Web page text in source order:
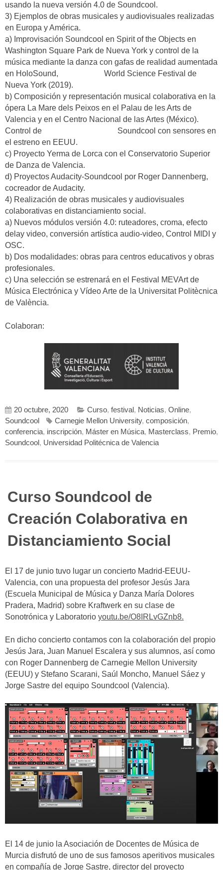
usando la nueva versión 4.0 de Soundcool.
3) Ejemplos de obras musicales y audiovisuales realizadas
en Europa y América.
a) Improvisación Soundcool en Spirit of the Objects en
Washington Square Park de Nueva York y control de la
música mediante la danza con gafas de realidad aumentada
en HoloSound, World Science Festival de
Nueva York (2019).
b) Composición y representación musical colaborativa en la
ópera La Mare dels Peixos en el Palau de les Arts de
Valencia y en el Centro Nacional de las Artes (México).
Control de Soundcool con sensores en
el estreno en EEUU.
c) Proyecto Yerma de Lorca con el Conservatorio Superior
de Danza de Valencia.
d) Proyectos Audacity-Soundcool por Roger Dannenberg,
cocreador de Audacity.
4) Realización de obras musicales y audiovisuales
colaborativas en distanciamiento social.
a) Nuevos módulos versión 4.0: ruteadores, croma, efecto
delay video, conversión artística audio-video, Control MIDI y
OSC.
b) Dos modalidades: obras para centros educativos y obras
profesionales.
c) Una selección se estrenará en el Festival MEVArt de
Música Electrónica y Vídeo Arte de la Universitat Politècnica
de València.
Colaboran:
20 octubre, 2020 Curso, festival, Noticias, Online,
Soundcool
Carnegie Mellon University, composición,
conferencia, inscripción, Máster en Música, Masterclass, Premio,
Soundcool , Universidad Politécnica de Valencia
Curso Soundcool de
Creación Colaborativa en
Distanciamiento Social
El 17 de junio tuvo lugar un concierto Madrid-EEUU-
Valencia, con una propuesta del profesor Jesús Jara
(Escuela Municipal de Música y Danza María Dolores
Pradera, Madrid) sobre Kraftwerk en su clase de
Sonotrónica y Laboratorio youtu.be/O8IRLvGZnb8.
En dicho concierto contamos con la colaboración del propio
Jesús Jara, Juan Manuel Escalera y sus alumnos, así como
con Roger Dannenberg de Carnegie Mellon University
(EEUU) y Stefano Scarani, Saúl Moncho, Manuel Sáez y
Jorge Sastre del equipo Soundcool (Valencia).
El 14 de junio la Asociación de Docentes de Música de
Murcia disfrutó de uno de sus famosos aperitivos musicales
en compañía de Jorge Sastre, director del proyecto